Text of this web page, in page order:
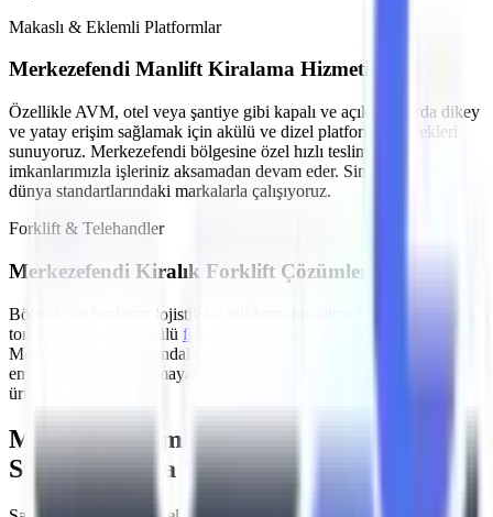
Makaslı & Eklemli Platformlar
Merkezefendi Manlift Kiralama Hizmeti
Özellikle AVM, otel veya şantiye gibi kapalı ve açık alanlarda dikey
ve yatay erişim sağlamak için akülü ve dizel platform seçenekleri
sunuyoruz. Merkezefendi bölgesine özel hızlı teslimat
imkanlarımızla işleriniz aksamadan devam eder. Sinoboom gibi
dünya standartlarındaki markalarla çalışıyoruz.
Forklift & Telehandler
Merkezefendi Kiralık Forklift Çözümleri
Bölgede yoğunlaşan lojistik ve yükleme-boşaltma işleri
tonajlarda dizel ve akülü forklift kiralama
Merkezefendi
sınırlarındaki depolama tesisleri için sessiz çalışan ve
emisyon salınımı yapmayan akülü modeller en çok tercih edilen
ürünlerimizdir.
MMO Denetimli ve İş Güvenliği
Standartlarına Uygun Filo